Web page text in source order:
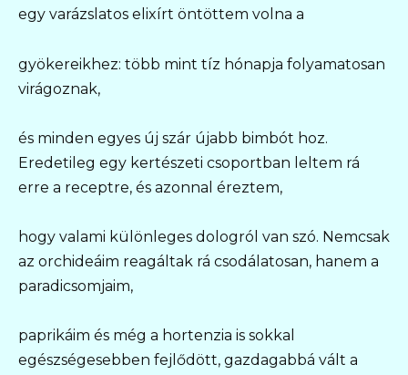
egy varázslatos elixírt öntöttem volna a
gyökereikhez: több mint tíz hónapja folyamatosan
virágoznak,
és minden egyes új szár újabb bimbót hoz.
Eredetileg egy kertészeti csoportban leltem rá
erre a receptre, és azonnal éreztem,
hogy valami különleges dologról van szó. Nemcsak
az orchideáim reagáltak rá csodálatosan, hanem a
paradicsomjaim,
paprikáim és még a hortenzia is sokkal
egészségesebben fejlődött, gazdagabbá vált a